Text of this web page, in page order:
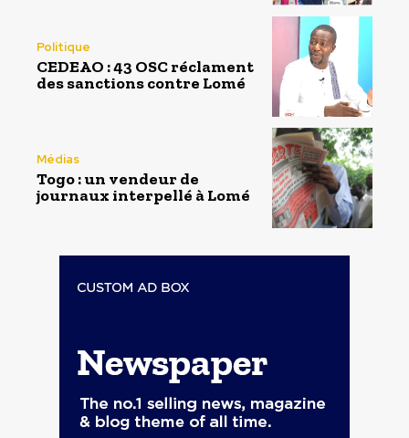
Politique
CEDEAO : 43 OSC réclament
des sanctions contre Lomé
Médias
Togo : un vendeur de
journaux interpellé à Lomé